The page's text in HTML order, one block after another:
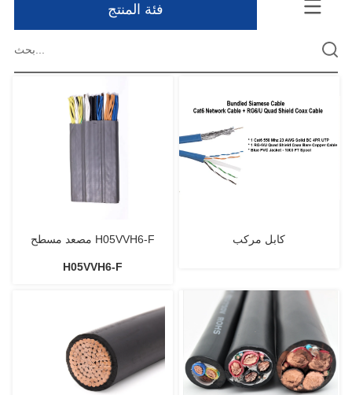
فئة المنتج
مصعد مسطح H05VVH6-F
H05VVH6-F
كابل مركب